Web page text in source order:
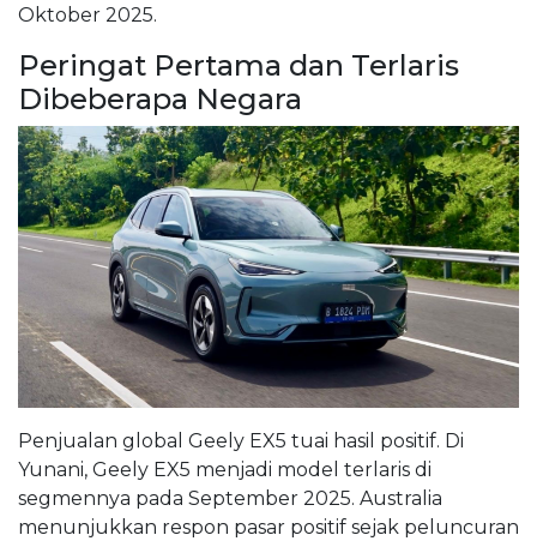
Oktober 2025.
Peringat Pertama dan Terlaris
Dibeberapa Negara
Penjualan global Geely EX5 tuai hasil positif. Di
Yunani, Geely EX5 menjadi model terlaris di
segmennya pada September 2025. Australia
menunjukkan respon pasar positif sejak peluncuran